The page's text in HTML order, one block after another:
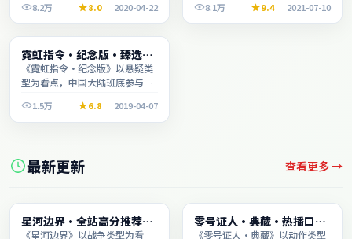
段观看。
8.2万 8.0 2020-04-22
休闲时段观看。
8.1万 9.4 2021-07-10
综艺 2:40:26
霓虹指令·纪念版·臻选片
单推荐画质清晰观看流畅
《霓虹指令·纪念版》以悬疑类
型为看点，中国大陆班底参与制
休闲时段观看。
1.5万 6.8 2019-04-07
最新更新 查看更多 →
动漫 1:47:43
星河边界·全站高分推荐节
奏紧凑值得追看
《星河边界》以战争类型为看
综艺 2:17:21
零号证人·典藏·热播口碑
之作剧情扎实演技在线
《零号证人·典藏》以动作类型